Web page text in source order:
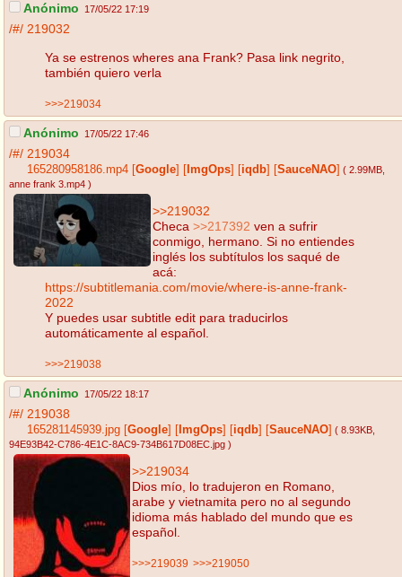
Anónimo 17/05/22 17:19
/#/ 219032
Ya se estrenos wheres ana Frank? Pasa link negrito,
también quiero verla
>>>219034
Anónimo 17/05/22 17:46
/#/ 219034
165280958186.mp4 Google ImgOps iqdb SauceNAO ( 2.99MB
anne frank 3.mp4 )
>>219032
Checa >>217392 ven a sufrir
conmigo, hermano. Si no entiendes
inglés los subtítulos los saqué de
acá:
https://subtitlemania.com/movie/where-is-anne-frank-
2022
Y puedes usar subtitle edit para traducirlos
automáticamente al español.
>>>219038
Anónimo 17/05/22 18:17
/#/ 219038
165281145939.jpg Google ImgOps iqdb SauceNAO ( 8.93KB
94E93B42-C786-4E1C-8AC9-734B617D08EC.jpg )
>>219034
Dios mío, lo tradujeron en Romano,
arabe y vietnamita pero no al segundo
idioma más hablado del mundo que es
español.
>>>219039 >>>219050